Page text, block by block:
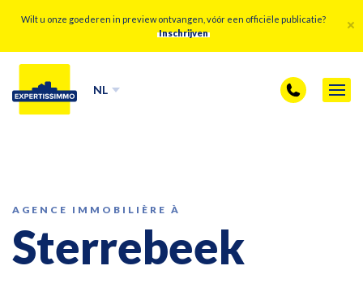
Wilt u onze goederen in preview ontvangen, vóór een officiële publicatie?
Inschrijven
NL
AGENCE IMMOBILIÈRE À
Sterrebeek